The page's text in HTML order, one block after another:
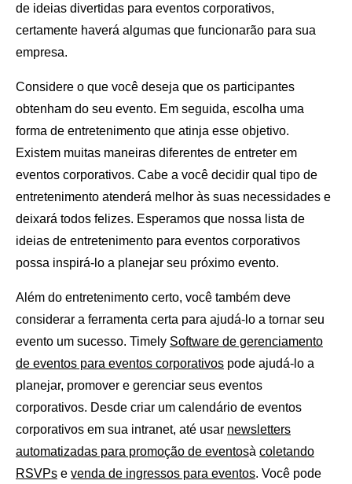
de ideias divertidas para eventos corporativos,
certamente haverá algumas que funcionarão para sua
empresa.
Considere o que você deseja que os participantes
obtenham do seu evento. Em seguida, escolha uma
forma de entretenimento que atinja esse objetivo.
Existem muitas maneiras diferentes de entreter em
eventos corporativos. Cabe a você decidir qual tipo de
entretenimento atenderá melhor às suas necessidades e
deixará todos felizes. Esperamos que nossa lista de
ideias de entretenimento para eventos corporativos
possa inspirá-lo a planejar seu próximo evento.
Além do entretenimento certo, você também deve
considerar a ferramenta certa para ajudá-lo a tornar seu
evento um sucesso. Timely Software de gerenciamento
de eventos para eventos corporativos pode ajudá-lo a
planejar, promover e gerenciar seus eventos
corporativos. Desde criar um calendário de eventos
corporativos em sua intranet, até usar newsletters
automatizadas para promoção de eventosà coletando
RSVPs e venda de ingressos para eventos. Você pode